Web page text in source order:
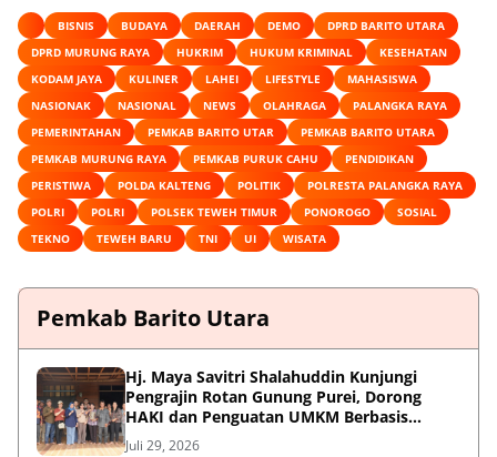
BISNIS BUDAYA DAERAH DEMO
DPRD BARITO UTARA
DPRD MURUNG RAYA
HUKRIM HUKUM KRIMINAL
KESEHATAN
KODAM JAYA
KULINER LAHEI LIFESTYLE
MAHASISWA
NASIONAK
NASIONAL NEWS OLAHRAGA
PALANGKA RAYA
PEMERINTAHAN
PEMKAB BARITO UTAR
PEMKAB BARITO UTARA
PEMKAB MURUNG RAYA
PEMKAB PURUK CAHU
PENDIDIKAN
PERISTIWA
POLDA KALTENG POLITIK
POLRESTA PALANGKA RAYA
POLRI
POLRI POLSEK TEWEH TIMUR PONOROGO
SOSIAL
TEKNO
TEWEH BARU TNI UI WISATA
Pemkab Barito Utara
Hj. Maya Savitri Shalahuddin Kunjungi
Pengrajin Rotan Gunung Purei, Dorong
HAKI dan Penguatan UMKM Berbasis
Kearifan Lokal
Juli 29, 2026